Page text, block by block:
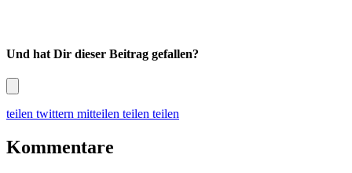
Und hat Dir dieser Beitrag gefallen?
teilen twittern mitteilen teilen teilen
Kommentare